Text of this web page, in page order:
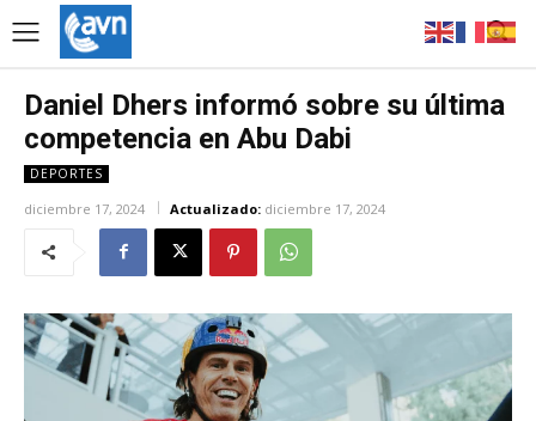
Daniel Dhers informó sobre su última
competencia en Abu Dabi
DEPORTES
diciembre 17, 2024 Actualizado: diciembre 17, 2024